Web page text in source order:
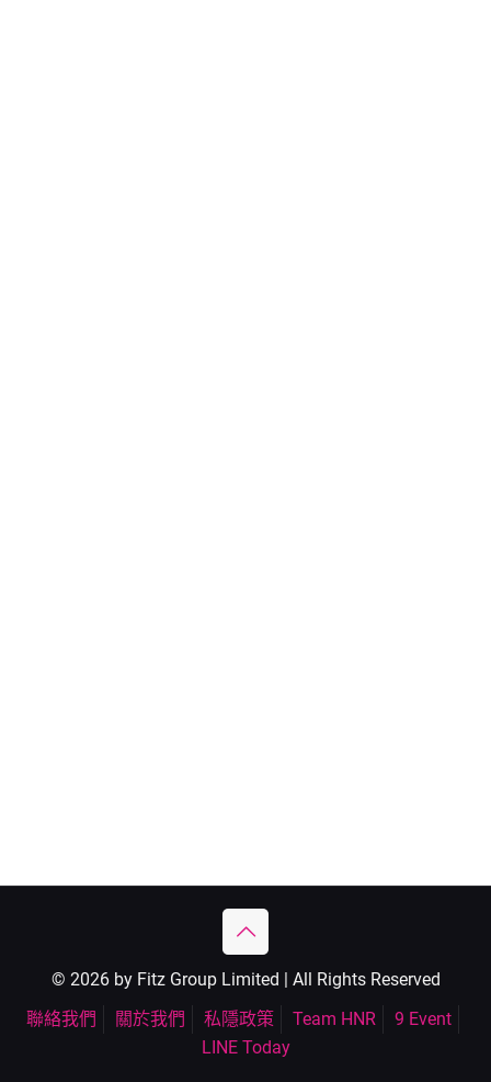
© 2026 by Fitz Group Limited | All Rights Reserved
聯絡我們
關於我們 私隱政策 Team HNR
9 Event
LINE Today